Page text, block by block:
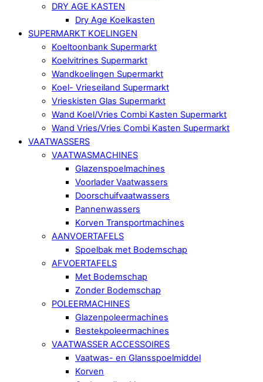
DRY AGE KASTEN
Dry Age Koelkasten
SUPERMARKT KOELINGEN
Koeltoonbank Supermarkt
Koelvitrines Supermarkt
Wandkoelingen Supermarkt
Koel- Vrieseiland Supermarkt
Vrieskisten Glas Supermarkt
Wand Koel/Vries Combi Kasten Supermarkt
Wand Vries/Vries Combi Kasten Supermarkt
VAATWASSERS
VAATWASMACHINES
Glazenspoelmachines
Voorlader Vaatwassers
Doorschuifvaatwassers
Pannenwassers
Korven Transportmachines
AANVOERTAFELS
Spoelbak met Bodemschap
AFVOERTAFELS
Met Bodemschap
Zonder Bodemschap
POLEERMACHINES
Glazenpoleermachines
Bestekpoleermachines
VAATWASSER ACCESSOIRES
Vaatwas- en Glansspoelmiddel
Korven